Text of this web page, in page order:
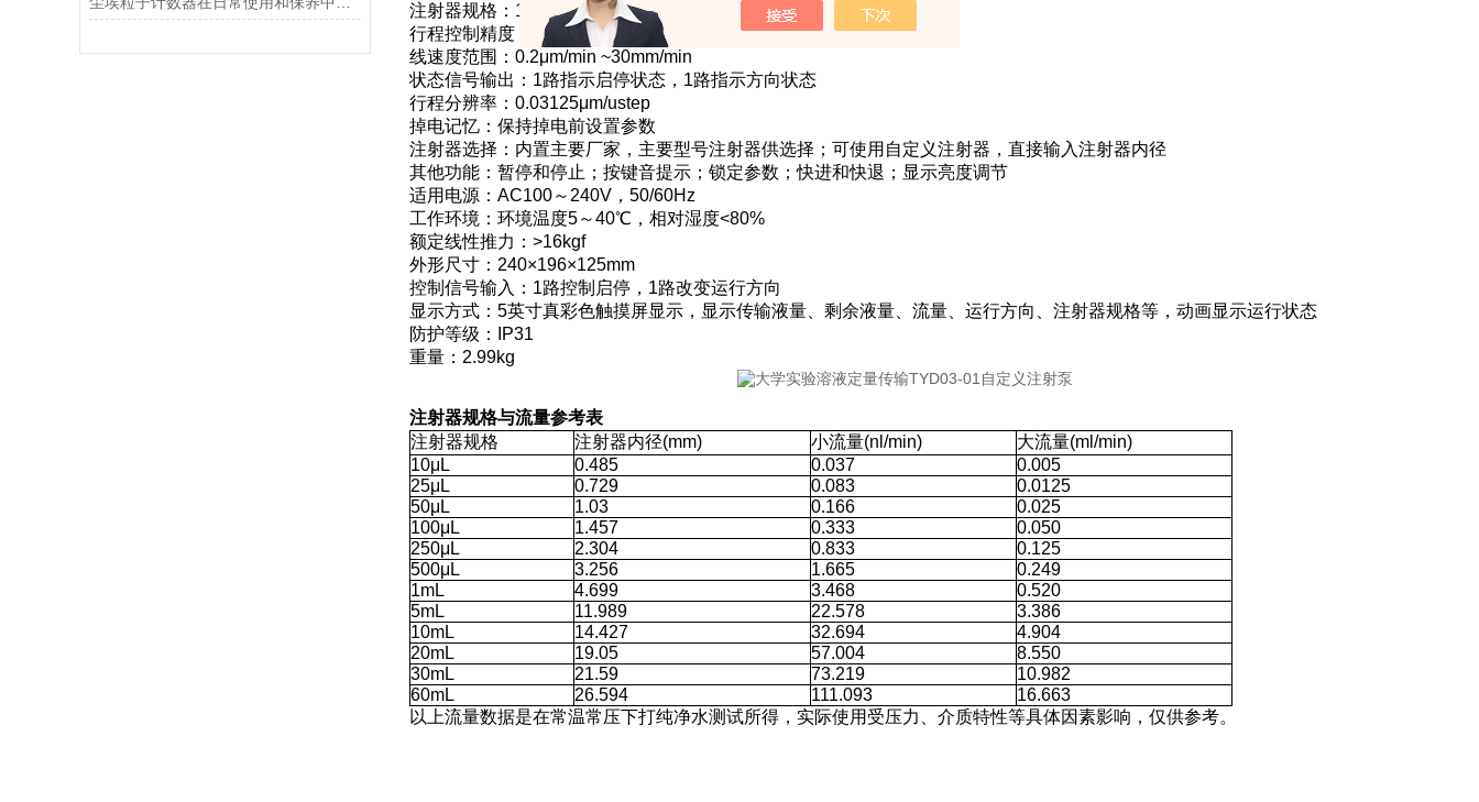
注射器规格：10μL～60mL
行程控制精度：误差<±0.35%（行程>30%满行程时）
线速度范围：0.2μm/min ~30mm/min
状态信号输出：1路指示启停状态，1路指示方向状态
行程分辨率：0.03125μm/ustep
掉电记忆：保持掉电前设置参数
注射器选择：内置主要厂家，主要型号注射器供选择；可使用自定义注射器，直接输入注射器内径
其他功能：暂停和停止；按键音提示；锁定参数；快进和快退；显示亮度调节
适用电源：AC100～240V，50/60Hz
工作环境：环境温度5～40℃，相对湿度<80%
额定线性推力：>16kgf
外形尺寸：240×196×125mm
控制信号输入：1路控制启停，1路改变运行方向
显示方式：5英寸真彩色触摸屏显示，显示传输液量、剩余液量、流量、运行方向、注射器规格等，动画显示运行状态
防护等级：IP31
重量：2.99kg
注射器规格与流量参考表
注射器规格
注射器内径(mm) 小流量(nl/min)
大流量(ml/min)
10μL
0.485 0.037
0.005
25μL
0.729 0.083
0.0125
50μL
1.03 0.166
0.025
100μL
1.457 0.333
0.050
250μL
2.304 0.833
0.125
500μL
3.256 1.665
0.249
1mL
4.699 3.468
0.520
5mL
11.989 22.578
3.386
10mL
14.427 32.694
4.904
20mL
19.05 57.004
8.550
30mL
21.59 73.219
10.982
60mL
26.594 111.093
16.663
以上流量数据是在常温常压下打纯净水测试所得，实际使用受压力、介质特性等具体因素影响，仅供参考。